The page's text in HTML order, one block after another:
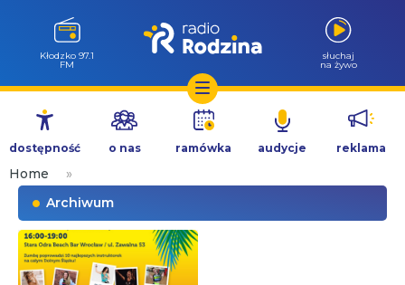
Przejdź
treści
Kłodzko 97.1
FM
słuchaj
na żywo
dostępność o nas ramówka audycje reklama
Home
»
Archiwum